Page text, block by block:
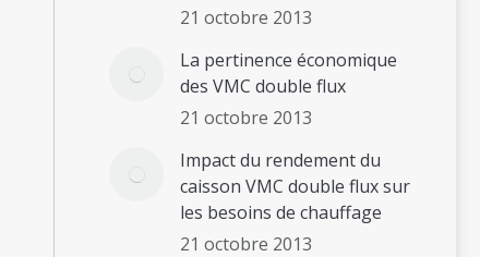
21 octobre 2013
La pertinence économique
des VMC double flux
21 octobre 2013
Impact du rendement du
caisson VMC double flux sur
les besoins de chauffage
21 octobre 2013